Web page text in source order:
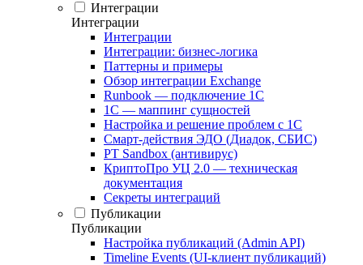
Интеграции
Интеграции
Интеграции
Интеграции: бизнес-логика
Паттерны и примеры
Обзор интеграции Exchange
Runbook — подключение 1С
1С — маппинг сущностей
Настройка и решение проблем с 1С
Смарт-действия ЭДО (Диадок, СБИС)
PT Sandbox (антивирус)
КриптоПро УЦ 2.0 — техническая
документация
Секреты интеграций
Публикации
Публикации
Настройка публикаций (Admin API)
Timeline Events (UI-клиент публикаций)